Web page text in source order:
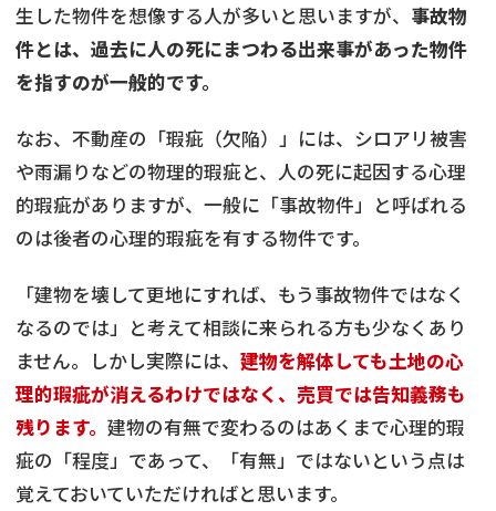
生した物件を想像する人が多いと思いますが、 事故物
件とは、過去に人の死にまつわる出来事があった物件
を指すのが一般的です。
なお、不動産の「瑕疵（欠陥）」には、シロアリ被害
や雨漏りなどの物理的瑕疵と、人の死に起因する心理
的瑕疵がありますが、一般に「事故物件」と呼ばれる
のは後者の心理的瑕疵を有する物件です。
「建物を壊して更地にすれば、もう事故物件ではなく
なるのでは」と考えて相談に来られる方も少なくあり
ません。しかし実際には、 建物を解体しても土地の心
理的瑕疵が消えるわけではなく、売買では告知義務も
残ります。 建物の有無で変わるのはあくまで心理的瑕
疵の「程度」であって、「有無」ではないという点は
覚えておいていただければと思います。